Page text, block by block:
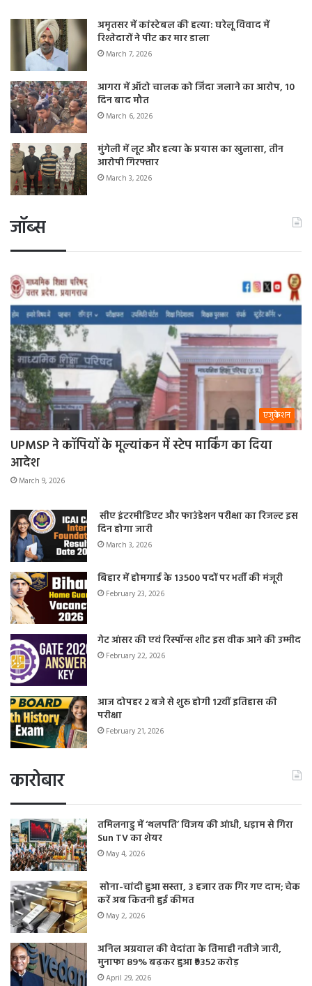
अमृतसर में कांस्टेबल की हत्या: घरेलू विवाद में
रिश्तेदारों ने पीट कर मार डाला
March 7, 2026
आगरा में ऑटो चालक को जिंदा जलाने का आरोप, 10
दिन बाद मौत
March 6, 2026
मुंगेली में लूट और हत्या के प्रयास का खुलासा, तीन
आरोपी गिरफ्तार
March 3, 2026
जॉब्स
एजुकेशन
UPMSP ने कॉपियों के मूल्यांकन में स्टेप मार्किंग का दिया
आदेश
March 9, 2026
सीए इंटरमीडिएट और फाउंडेशन परीक्षा का रिजल्ट इस
दिन होगा जारी
March 3, 2026
बिहार में होमगार्ड के 13500 पदों पर भर्ती की मंजूरी
February 23, 2026
गेट आंसर की एवं रिस्पॉन्स शीट इस वीक आने की उम्मीद
February 22, 2026
आज दोपहर 2 बजे से शुरू होगी 12वीं इतिहास की
परीक्षा
February 21, 2026
कारोबार
तमिलनाडु में ‘थलपति’ विजय की आंधी, धड़ाम से गिरा
Sun TV का शेयर
May 4, 2026
सोना-चांदी हुआ सस्ता, 3 हजार तक गिर गए दाम; चेक
करें अब कितनी हुई कीमत
May 2, 2026
अनिल अग्रवाल की वेदांता के तिमाही नतीजे जारी,
मुनाफा 89% बढ़कर हुआ ₹9352 करोड़
April 29, 2026